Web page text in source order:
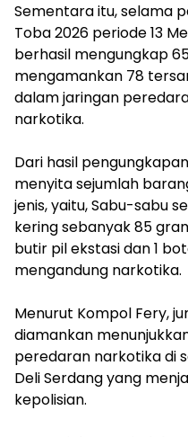
‎Sementara itu, selama
Toba 2026 periode 13
berhasil mengungkap
mengamankan 78
dalam jaringan
narkotika.
‎Dari hasil
menyita sejumlah
jenis, yaitu, Sabu-sabu
kering sebanyak 85
butir pil ekstasi dan 1
mengandung narkotika.
‎Menurut Kompol Fery,
diamankan
peredaran narkotika di
Deli Serdang yang
kepolisian.